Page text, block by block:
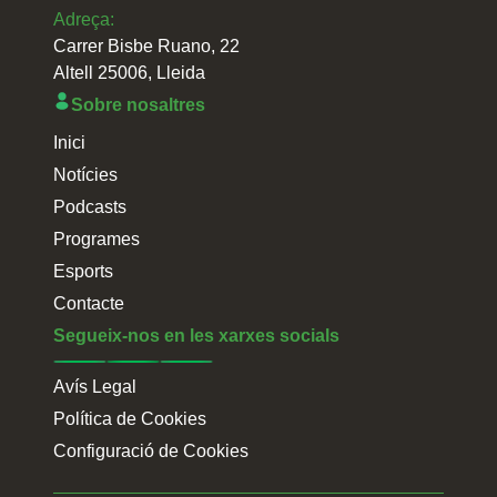
Adreça:
Carrer Bisbe Ruano, 22
Altell 25006, Lleida
Sobre nosaltres
Inici
Notícies
Podcasts
Programes
Esports
Contacte
Segueix-nos en les xarxes socials
Avís Legal
Política de Cookies
Configuració de Cookies